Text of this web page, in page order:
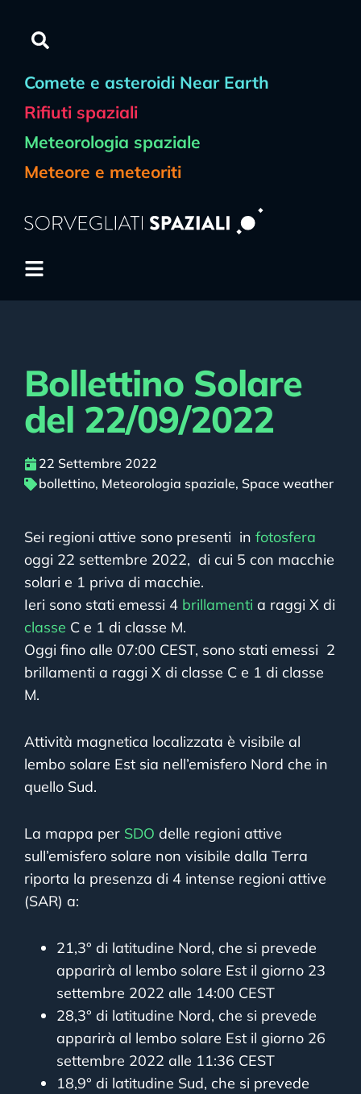
Comete e asteroidi Near Earth
Rifiuti spaziali
Meteorologia spaziale
Meteore e meteoriti
Bollettino Solare
del 22/09/2022
22 Settembre 2022
bollettino, Meteorologia spaziale, Space weather
Sei regioni attive sono presenti in fotosfera
oggi 22 settembre 2022, di cui 5 con macchie
solari e 1 priva di macchie.
Ieri sono stati emessi 4 brillamenti a raggi X di
classe C e 1 di classe M.
Oggi fino alle 07:00 CEST, sono stati emessi 2
brillamenti a raggi X di classe C e 1 di classe
M.
Attività magnetica localizzata è visibile al
lembo solare Est sia nell’emisfero Nord che in
quello Sud.
La mappa per SDO delle regioni attive
sull’emisfero solare non visibile dalla Terra
riporta la presenza di 4 intense regioni attive
(SAR) a:
21,3° di latitudine Nord, che si prevede
apparirà al lembo solare Est il giorno 23
settembre 2022 alle 14:00 CEST
28,3° di latitudine Nord, che si prevede
apparirà al lembo solare Est il giorno 26
settembre 2022 alle 11:36 CEST
18,9° di latitudine Sud, che si prevede